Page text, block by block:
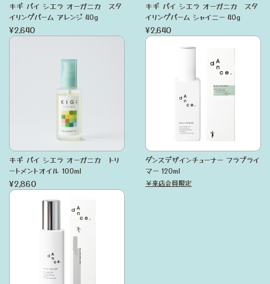
キギ バイ シエラ オーガニカ スタ
イリングバーム アレンジ 40g
¥2,640
キギ バイ シエラ オーガニカ スタ
イリングバーム シャイニー 40g
¥2,640
キギ バイ シエラ オーガニカ トリ
ートメントオイル 100ml
¥2,860
ダンスデザインチューナー フラプライ
マー 120ml
￥来店会員限定